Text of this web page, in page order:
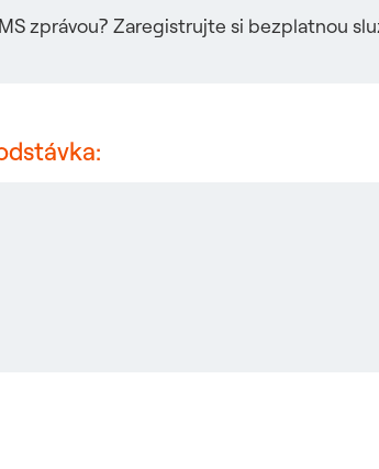
zprávou? Zaregistrujte si bezplatnou